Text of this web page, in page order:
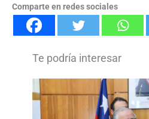
Comparte en redes sociales